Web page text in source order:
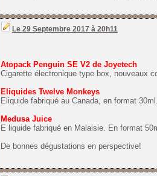
Le 29 Septembre 2017 à 20h11
Atopack Penguin SE V2 de Joyetech
Cigarette électronique type box, nouveaux
Eliquides Twelve Monkeys
Eliquide fabriqué au Canada, en format
Medusa Juice
E liquide fabriqué en Malaisie. En format
De bonnes dégustations en perspective!